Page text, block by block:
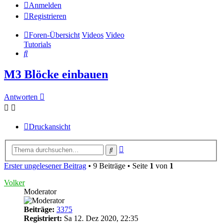
Anmelden
Registrieren
Foren-Übersicht Videos Video
Tutorials
Suche
M3 Blöcke einbauen
Antworten
Druckansicht
Suche
Erster ungelesener Beitrag • 9 Beiträge • Seite 1 von 1
Volker
Moderator
Beiträge: 3375
Registriert: Sa 12. Dez 2020, 22:35